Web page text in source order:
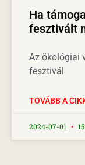
Ha
fesztivált
Az ökológiai
fesztivál
TOVÁBB A
2024-07-01